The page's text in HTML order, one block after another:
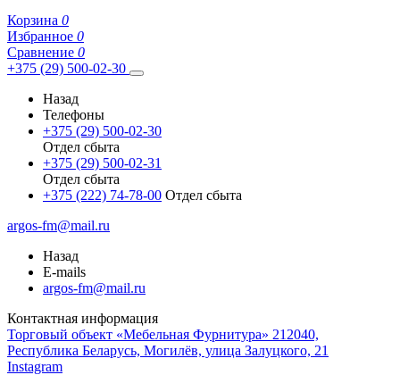
Корзина 0
Избранное 0
Сравнение 0
+375 (29) 500-02-30
Назад
Телефоны
+375 (29) 500-02-30
Отдел сбыта
+375 (29) 500-02-31
Отдел сбыта
+375 (222) 74-78-00 Отдел сбыта
argos-fm@mail.ru
Назад
E-mails
argos-fm@mail.ru
Контактная информация
Торговый объект «Мебельная Фурнитура» 212040,
Республика Беларусь, Могилёв, улица Залуцкого, 21
Instagram